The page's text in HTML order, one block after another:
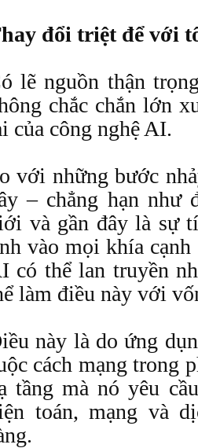
đổi triệt để với
lẽ nguồn thận
chắc chắn lớn
của công nghệ AI.
với những bước
– chẳng hạn như
và gần đây là sự
vào mọi khía cạnh
có thể lan truyền
làm điều này với
này là do ứng
cách mạng trong
tầng mà nó yêu
toán, mạng và